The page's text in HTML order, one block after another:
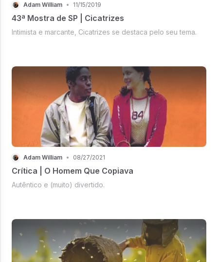
Adam William • 11/15/2019
43ª Mostra de SP | Cicatrizes
Intimista e marcante, Cicatrizes se destaca pelo seu tema.
Adam William • 08/27/2021
Crítica | O Homem Que Copiava
Autêntico e (muito) divertido.